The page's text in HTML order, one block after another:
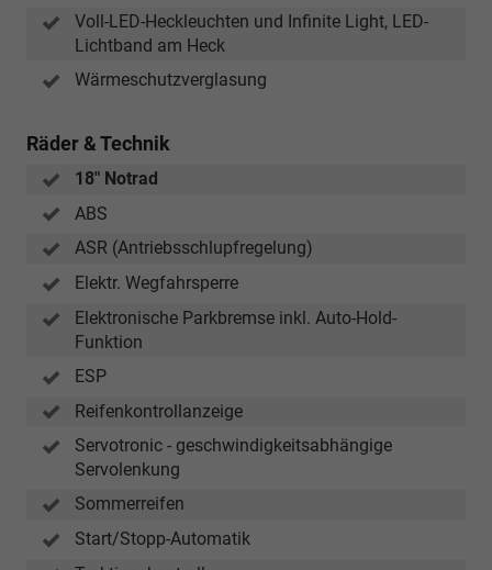
Voll-LED-Heckleuchten und Infinite Light, LED-
Lichtband am Heck
Wärmeschutzverglasung
Räder & Technik
18" Notrad
ABS
ASR (Antriebsschlupfregelung)
Elektr. Wegfahrsperre
Elektronische Parkbremse inkl. Auto-Hold-
Funktion
ESP
Reifenkontrollanzeige
Servotronic - geschwindigkeitsabhängige
Servolenkung
Sommerreifen
Start/Stopp-Automatik